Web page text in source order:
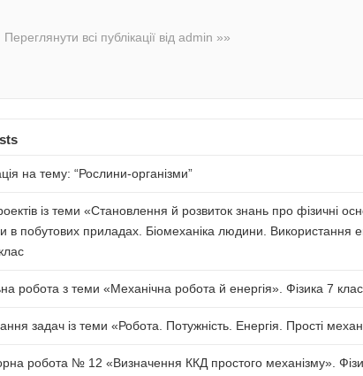
Переглянути всі публікації від admin »»
на тему: “Рослини-організми”
із теми «Становлення й розвиток знань про фізичні
в побутових приладах. Біомеханіка людини. Використання
робота з теми «Механічна робота й енергія». Фізика 7 клас
задач із теми «Робота. Потужність. Енергія. Прості
робота № 12 «Визначення ККД простого механізму».